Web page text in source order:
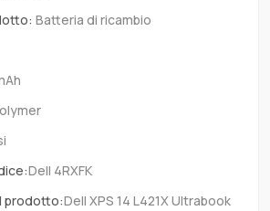
Batteria di ricambio
Dell 4RXFK
prodotto:Dell XPS 14 L421X Ultrabook